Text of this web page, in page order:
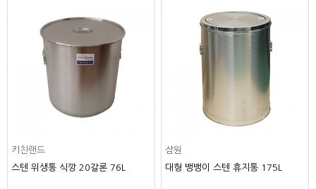
키친랜드
스텐 위생통 식깡 20갈론 76L
삼원
대형 뱅뱅이 스텐 휴지통 175L